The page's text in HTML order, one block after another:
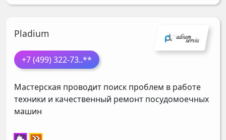
Pladium
+7 (499) 322-73..**
Мастерская проводит поиск проблем в работе
техники и качественный ремонт посудомоечных
машин